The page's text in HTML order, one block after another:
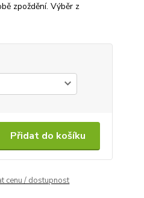
zpoždění. Výběr z
Přidat do košíku
cenu / dostupnost